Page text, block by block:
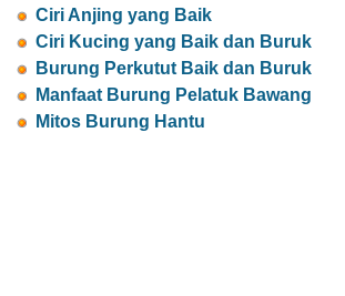
Ciri Anjing yang Baik
Ciri Kucing yang Baik dan Buruk
Burung Perkutut Baik dan Buruk
Manfaat Burung Pelatuk Bawang
Mitos Burung Hantu